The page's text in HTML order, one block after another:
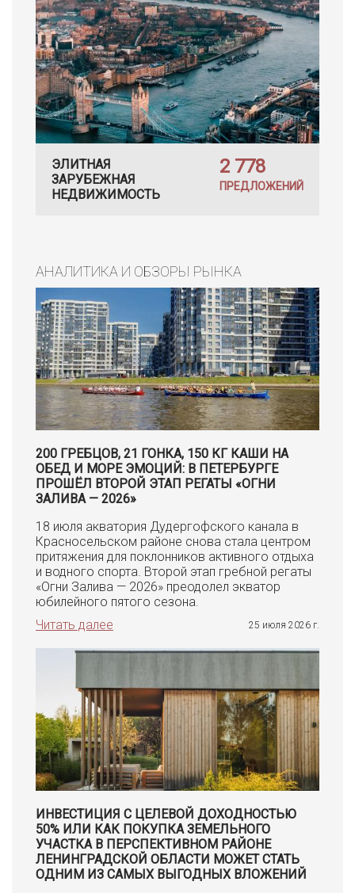
ЭЛИТНАЯ
ЗАРУБЕЖНАЯ
НЕДВИЖИМОСТЬ
2 778
ПРЕДЛОЖЕНИЙ
АНАЛИТИКА И ОБЗОРЫ РЫНКА
200 ГРЕБЦОВ, 21 ГОНКА, 150 КГ КАШИ НА
ОБЕД И МОРЕ ЭМОЦИЙ: В ПЕТЕРБУРГЕ
ПРОШЁЛ ВТОРОЙ ЭТАП РЕГАТЫ «ОГНИ
ЗАЛИВА — 2026»
18 июля акватория Дудергофского канала в
Красносельском районе снова стала центром
притяжения для поклонников активного отдыха
и водного спорта. Второй этап гребной регаты
«Огни Залива — 2026» преодолел экватор
юбилейного пятого сезона.
Читать далее
25 июля 2026 г.
ИНВЕСТИЦИЯ С ЦЕЛЕВОЙ ДОХОДНОСТЬЮ
50% ИЛИ КАК ПОКУПКА ЗЕМЕЛЬНОГО
УЧАСТКА В ПЕРСПЕКТИВНОМ РАЙОНЕ
ЛЕНИНГРАДСКОЙ ОБЛАСТИ МОЖЕТ СТАТЬ
ОДНИМ ИЗ САМЫХ ВЫГОДНЫХ ВЛОЖЕНИЙ